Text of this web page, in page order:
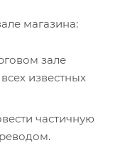
магазина:
зале
известных
частичную